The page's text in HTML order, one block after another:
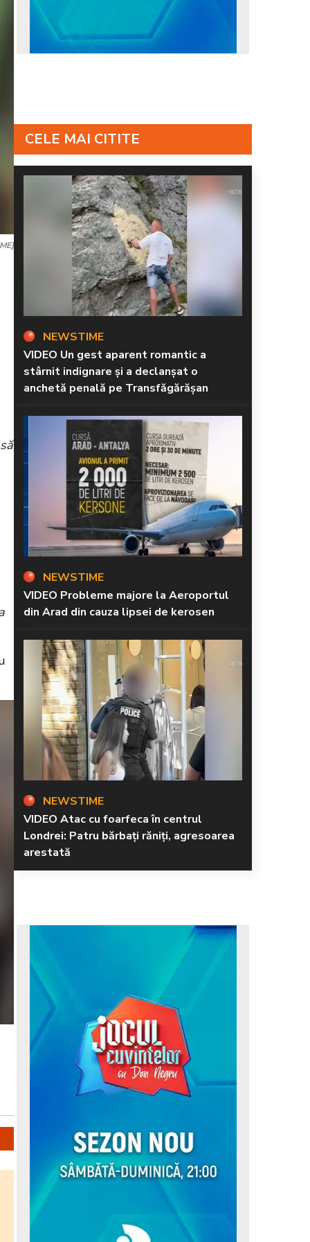
CELE MAI CITITE
NEWSTIME
VIDEO Un gest aparent romantic a
stârnit indignare și a declanșat o
anchetă penală pe Transfăgărășan
NEWSTIME
VIDEO Probleme majore la Aeroportul
din Arad din cauza lipsei de kerosen
NEWSTIME
VIDEO Atac cu foarfeca în centrul
Londrei: Patru bărbați răniți, agresoarea
arestată